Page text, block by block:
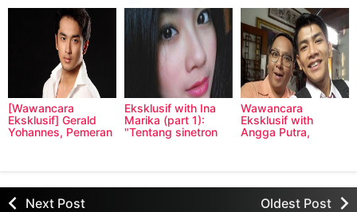
Gritte dan Prilly"
Maria Aprilly"
[Wawancara
Eksklusif] Gerald
Yohannes, Pemeran
Eksklusif with Ina
Marika (part 1):
"Tentang sinetron
Wawancara
Eksklusif with
Angga Putra,
Next Post Oldest Post